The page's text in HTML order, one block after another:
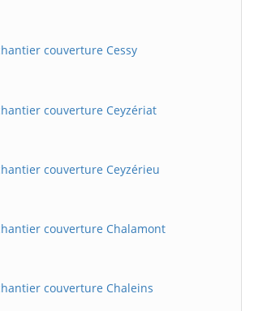
couverture Cessy
couverture Ceyzériat
couverture Ceyzérieu
couverture Chalamont
couverture Chaleins